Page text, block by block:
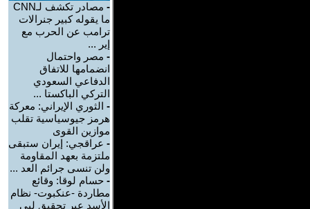
-
مصادر تكشف لـCNN
ما يقوله كبير جنرالات
ترامب عن الحرب مع
إير ...
- مصر واحتمال
انضمامها للاتفاق
الدفاعي السعودي
التركي الباكستا ...
- الثوري الإيراني: معركة
هرمز جيوسياسية تقلب
موازين القوى
- عراقجي: إيران ستبقى
ملتزمة بعهد المقاومة
ولن تنسى جرائم العد ...
- حسام لوقا: وقائع
مطاردة -عنكبوت- نظام
الأسد عبر تحقيق لبي